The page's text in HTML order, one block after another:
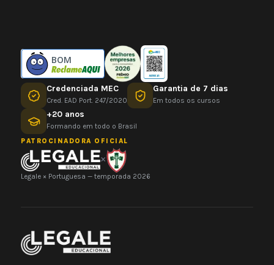
BOM
Credenciada MEC
Cred. EAD Port. 247/2020
Garantia de 7 dias
Em todos os cursos
+20 anos
Formando em todo o Brasil
PATROCINADORA OFICIAL
×
Legale × Portuguesa — temporada 2026